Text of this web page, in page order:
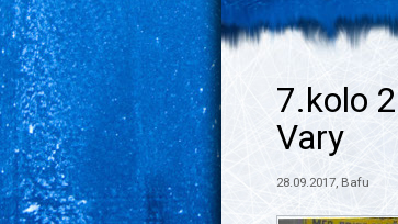
7.kolo
Vary
28.09.2017, Bafu